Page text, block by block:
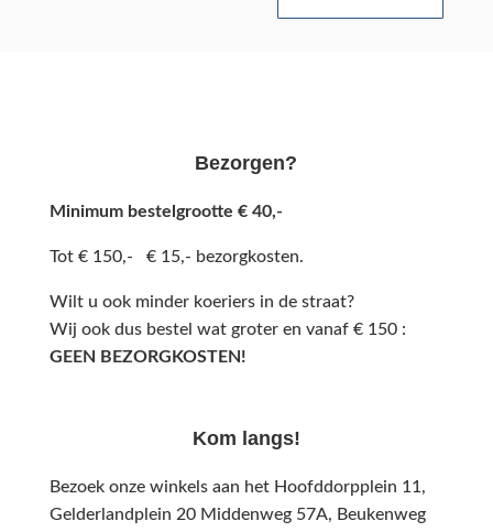
Bezorgen?
Minimum bestelgrootte € 40,-
Tot € 150,- € 15,- bezorgkosten.
Wilt u ook minder koeriers in de straat?
Wij ook dus bestel wat groter en vanaf € 150 :
GEEN BEZORGKOSTEN!
Kom langs!
Bezoek onze winkels aan het Hoofddorpplein 11,
Gelderlandplein 20 Middenweg 57A, Beukenweg